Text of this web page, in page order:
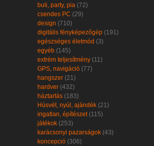
buli, party, pia (72)
csendes PC (29)
design (710)
digitális fényképezőgép (191)
egészséges életmód (3)
egyéb (145)
extrém teljesítmény (11)
GPS, navigáció (77)
hangszer (21)
hardver (432)
háztartás (183)
Húsvét, nyúl, ajándék (21)
ingatlan, építészet (115)
játékok (253)
karácsonyi pazarságok (43)
koncepció (306)